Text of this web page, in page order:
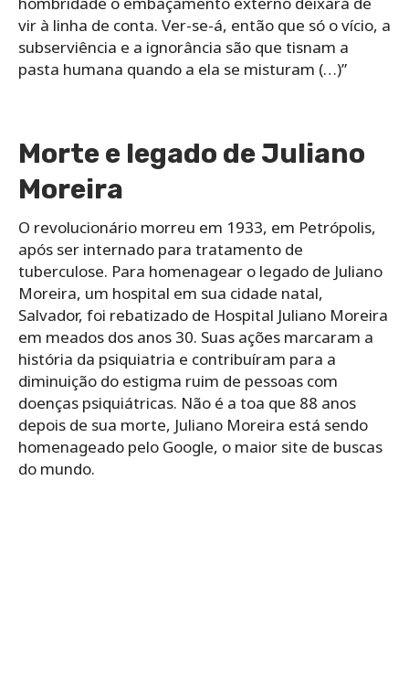
vir à linha de conta. Ver-se-á, então que só o vício, a
subserviência e a ignorância são que tisnam a
pasta humana quando a ela se misturam (…)”
Morte e legado de Juliano
Moreira
O revolucionário morreu em 1933, em Petrópolis,
após ser internado para tratamento de
tuberculose. Para homenagear o legado de Juliano
Moreira, um hospital em sua cidade natal,
Salvador, foi rebatizado de Hospital Juliano Moreira
em meados dos anos 30. Suas ações marcaram a
história da psiquiatria e contribuíram para a
diminuição do estigma ruim de pessoas com
doenças psiquiátricas. Não é a toa que 88 anos
depois de sua morte, Juliano Moreira está sendo
homenageado pelo Google, o maior site de buscas
do mundo.